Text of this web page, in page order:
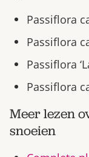
Passiflora
Passiflora
Passiflora
Passiflora
Meer lezen
snoeien